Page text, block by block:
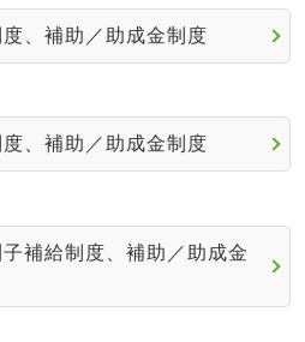
、補助／助成金制度
、補助／助成金制度
補給制度、補助／助成金